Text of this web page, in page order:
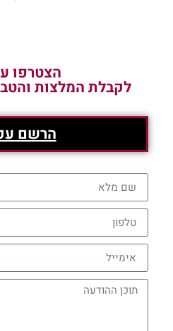
הצטרפו
לקבלת המלצות
הרשם